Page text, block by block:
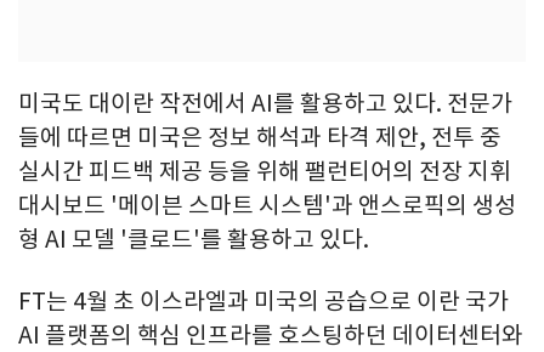
미국도 대이란 작전에서 AI를 활용하고 있다. 전문가
들에 따르면 미국은 정보 해석과 타격 제안, 전투 중
실시간 피드백 제공 등을 위해 팰런티어의 전장 지휘
대시보드 '메이븐 스마트 시스템'과 앤스로픽의 생성
형 AI 모델 '클로드'를 활용하고 있다.
FT는 4월 초 이스라엘과 미국의 공습으로 이란 국가
AI 플랫폼의 핵심 인프라를 호스팅하던 데이터센터와